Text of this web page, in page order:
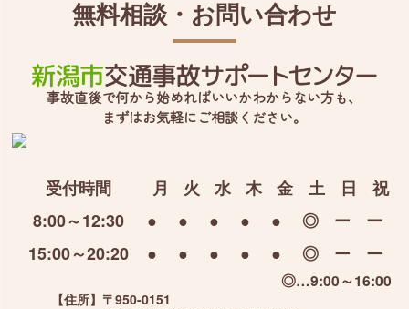
無料相談・お問い合わせ
事故直後で何から始めればいいかわからない方も、
まずはお気軽にご相談ください。
受付時間 月 火 水 木 金 土 日
祝
8:00～12:30
● ● ● ● ● ◎ ー
ー
15:00～20:20
● ● ● ● ● ◎ ー ー
◎…9:00～16:00
【住所】 〒950-0151